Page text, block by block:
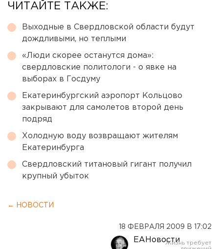
ЧИТАЙТЕ ТАКЖЕ:
Выходные в Свердловской области будут
дождливыми, но теплыми
«Люди скорее останутся дома»:
свердловские политологи - о явке на
выборах в Госдуму
Екатеринбургский аэропорт Кольцово
закрывают для самолетов второй день
подряд
Холодную воду возвращают жителям
Екатеринбурга
Свердловский титановый гигант получил
крупный убыток
← НОВОСТИ
18 ФЕВРАЛЯ 2009 В 17:02
ЕАНовости